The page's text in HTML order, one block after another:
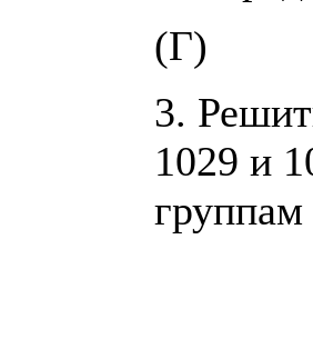
(Г)
3.
1029 и
группам